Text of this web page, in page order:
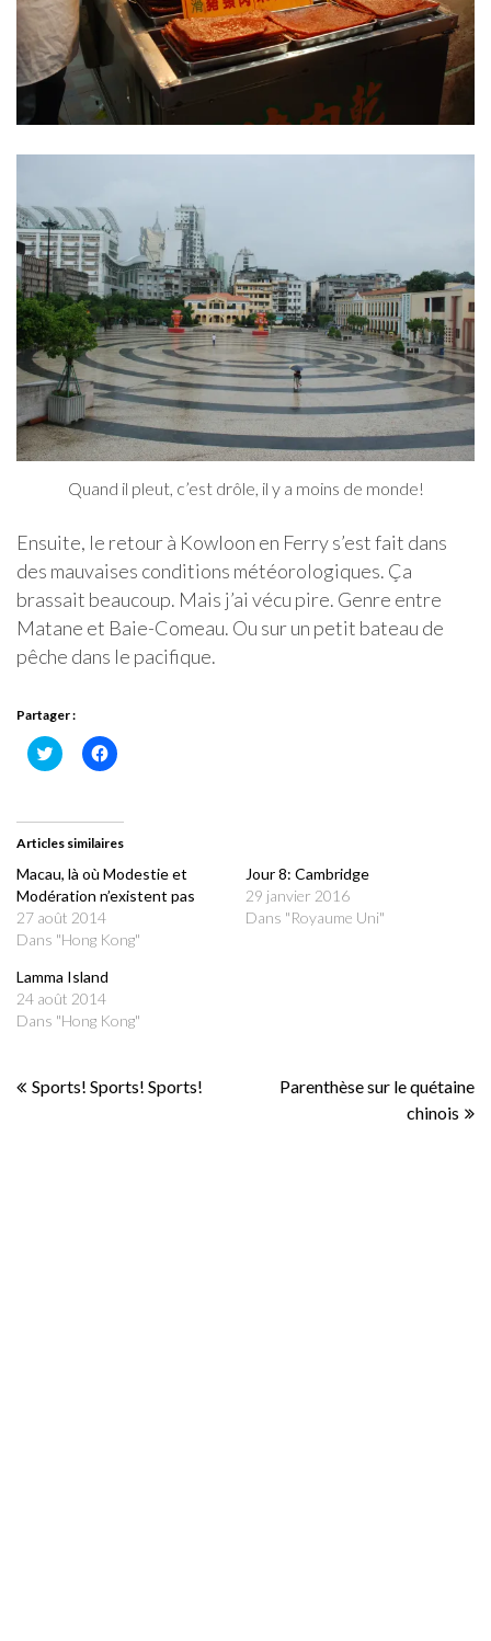
Quand il pleut, c’est drôle, il y a moins de monde!
Ensuite, le retour à Kowloon en Ferry s’est fait dans
des mauvaises conditions météorologiques. Ça
brassait beaucoup. Mais j’ai vécu pire. Genre entre
Matane et Baie-Comeau. Ou sur un petit bateau de
pêche dans le pacifique.
Partager :
Cliquez
pour
dans
une
nouvelle
fenêtre)
Cliquez
pour
dans
nouvelle
fenêtre)
Articles similaires
Macau, là où Modestie et
Modération n’existent pas
27 août 2014
Dans "Hong Kong"
Jour 8: Cambridge
29 janvier 2016
Dans "Royaume Uni"
Lamma Island
24 août 2014
Dans "Hong Kong"
Navigation
Sports! Sports! Sports!
Parenthèse sur le quétaine
chinois